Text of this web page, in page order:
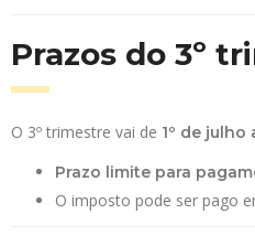
Prazos do 3º
O 3º trimestre vai de 1º de
Prazo limite para
O imposto pode ser pago